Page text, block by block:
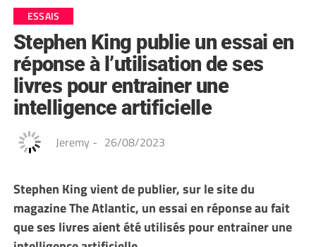
ESSAIS
Stephen King publie un essai en
réponse à l’utilisation de ses
livres pour entrainer une
intelligence artificielle
Jeremy - 26/08/2023
Stephen King vient de publier, sur le site du
magazine The Atlantic, un essai en réponse au fait
que ses livres aient été utilisés pour entrainer une